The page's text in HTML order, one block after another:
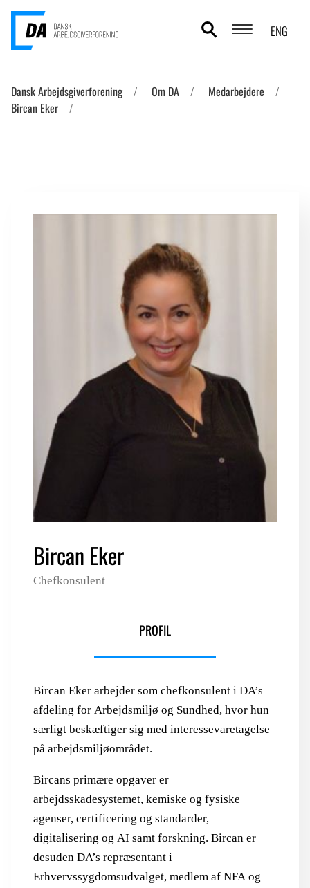
ENG
OM DA
KONTAKT OG PRESSE
LOGIN FOR MEDLEMSORGANISATIONER
Dansk Arbejdsgiverforening Om DA
Medarbejdere
Bircan Eker
Bircan Eker
Chefkonsulent
PROFIL
Bircan Eker arbejder som chefkonsulent i DA’s
afdeling for Arbejdsmiljø og Sundhed, hvor hun
særligt beskæftiger sig med interessevaretagelse
på arbejdsmiljøområdet.
Bircans primære opgaver er
arbejdsskadesystemet, kemiske og fysiske
agenser, certificering og standarder,
digitalisering og AI samt forskning. Bircan er
desuden DA’s repræsentant i
Erhvervssygdomsudvalget, medlem af NFA og